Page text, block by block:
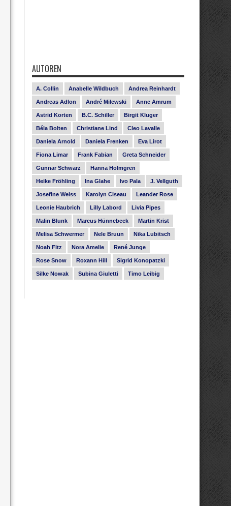
AUTOREN
A. Collin Anabelle Wildbuch Andrea Reinhardt
Andreas Adlon André Milewski Anne Amrum
Astrid Korten B.C. Schiller Birgit Kluger
Béla Bolten Christiane Lind Cleo Lavalle
Daniela Arnold Daniela Frenken Eva Lirot
Fiona Limar Frank Fabian Greta Schneider
Gunnar Schwarz Hanna Holmgren
Heike Fröhling Ina Glahe Ivo Pala J. Vellguth
Josefine Weiss Karolyn Ciseau Leander Rose
Leonie Haubrich Lilly Labord Livia Pipes
Malin Blunk Marcus Hünnebeck Martin Krist
Melisa Schwermer Nele Bruun Nika Lubitsch
Noah Fitz Nora Amelie René Junge
Rose Snow Roxann Hill Sigrid Konopatzki
Silke Nowak Subina Giuletti Timo Leibig